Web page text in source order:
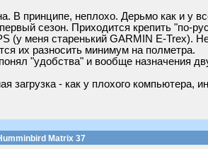
В принципе, неплохо. Дерьмо как и у
сезон. Приходится крепить "по-
(у меня старенький GARMIN E-Trex).
их разносить минимум на полметра.
"удобства" и вообще назначения
загрузка - как у плохого компьютера,
Matrix 37